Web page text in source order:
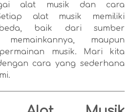
alat musik dan cara
alat musik memiliki
baik dari sumber
maupun
musik. Mari kita
cara yang sederhana